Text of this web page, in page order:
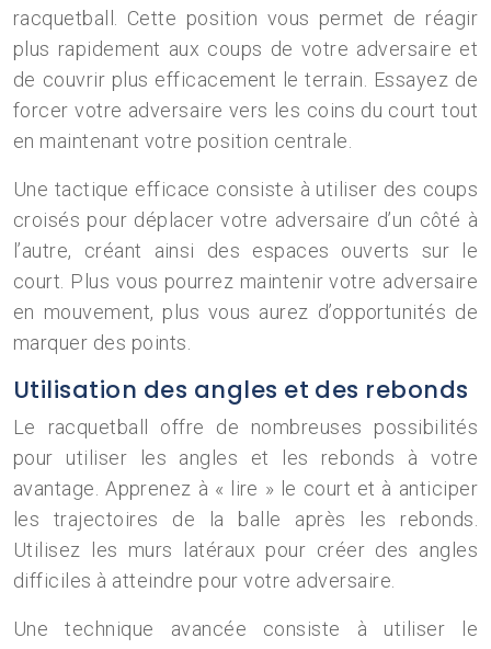
racquetball. Cette position vous permet de réagir
plus rapidement aux coups de votre adversaire et
de couvrir plus efficacement le terrain. Essayez de
forcer votre adversaire vers les coins du court tout
en maintenant votre position centrale.
Une tactique efficace consiste à utiliser des coups
croisés pour déplacer votre adversaire d’un côté à
l’autre, créant ainsi des espaces ouverts sur le
court. Plus vous pourrez maintenir votre adversaire
en mouvement, plus vous aurez d’opportunités de
marquer des points.
Utilisation des angles et des rebonds
Le racquetball offre de nombreuses possibilités
pour utiliser les angles et les rebonds à votre
avantage. Apprenez à « lire » le court et à anticiper
les trajectoires de la balle après les rebonds.
Utilisez les murs latéraux pour créer des angles
difficiles à atteindre pour votre adversaire.
Une technique avancée consiste à utiliser le